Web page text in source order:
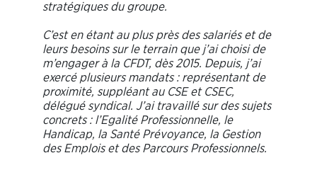
stratégiques du groupe.
C’est en étant au plus près des salariés et de
leurs besoins sur le terrain que j’ai choisi de
m’engager à la CFDT, dès 2015. Depuis, j’ai
exercé plusieurs mandats : représentant de
proximité, suppléant au CSE et CSEC,
délégué syndical. J’ai travaillé sur des sujets
concrets : l’Egalité Professionnelle, le
Handicap, la Santé Prévoyance, la Gestion
des Emplois et des Parcours Professionnels.